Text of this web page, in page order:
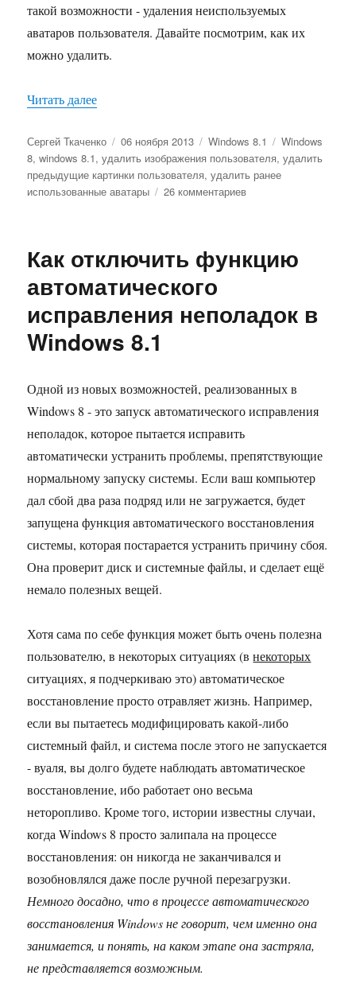
такой возможности - удаления неиспользуемых
аватаров пользователя. Давайте посмотрим, как их
можно удалить.
Читать далее«Как удалить ранее использованные аватары
Автор
Сергей Ткаченко Опубликовано
06 ноября 2013 Рубрики
Windows 8.1 Метки
Windows
8,windows 8.1,удалить изображения пользователя,удалить
предыдущие картинки пользователя,удалить ранее
использованные аватары
26 комментариевк
ранее
использованные
из
настроек
Windows
8
Как отключить функцию
автоматического
исправления неполадок в
Windows 8.1
Одной из новых возможностей, реализованных в
Windows 8 - это запуск автоматического исправления
неполадок, которое пытается исправить
автоматически устранить проблемы, препятствующие
нормальному запуску системы. Если ваш компьютер
дал сбой два раза подряд или не загружается, будет
запущена функция автоматического восстановления
системы, которая постарается устранить причину сбоя.
Она проверит диск и системные файлы, и сделает ещё
немало полезных вещей.
Хотя сама по себе функция может быть очень полезна
пользователю, в некоторых ситуациях (внекоторых
ситуациях, я подчеркиваю это) автоматическое
восстановление просто отравляет жизнь. Например,
если вы пытаетесь модифицировать какой-либо
системный файл, и система после этого не запускается
- вуаля, вы долго будете наблюдать автоматическое
восстановление, ибо работает оно весьма
неторопливо. Кроме того, истории известны случаи,
когда Windows 8 просто залипала на процессе
восстановления: он никогда не заканчивался и
возобновлялся даже после ручной перезагрузки.
Немного досадно, что в процессе автоматического
восстановления Windows не говорит, чем именно она
занимается, и понять, на каком этапе она застряла,
не представляется возможным.